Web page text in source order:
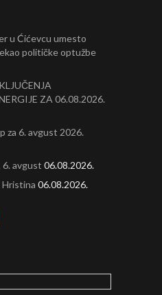
u Ćićevcu umesto
političke optužbe
ZA 06.08.2026.
za 6. avgust 2026.
6. avgust 06.08.2026.
Hristina 06.08.2026.